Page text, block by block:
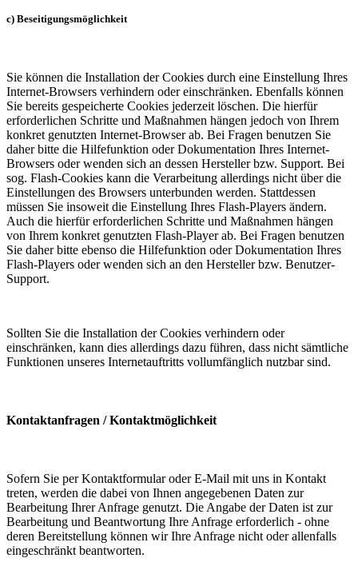
c) Beseitigungsmöglichkeit
Sie können die Installation der Cookies durch eine Einstellung Ihres
Internet-Browsers verhindern oder einschränken. Ebenfalls können
Sie bereits gespeicherte Cookies jederzeit löschen. Die hierfür
erforderlichen Schritte und Maßnahmen hängen jedoch von Ihrem
konkret genutzten Internet-Browser ab. Bei Fragen benutzen Sie
daher bitte die Hilfefunktion oder Dokumentation Ihres Internet-
Browsers oder wenden sich an dessen Hersteller bzw. Support. Bei
sog. Flash-Cookies kann die Verarbeitung allerdings nicht über die
Einstellungen des Browsers unterbunden werden. Stattdessen
müssen Sie insoweit die Einstellung Ihres Flash-Players ändern.
Auch die hierfür erforderlichen Schritte und Maßnahmen hängen
von Ihrem konkret genutzten Flash-Player ab. Bei Fragen benutzen
Sie daher bitte ebenso die Hilfefunktion oder Dokumentation Ihres
Flash-Players oder wenden sich an den Hersteller bzw. Benutzer-
Support.
Sollten Sie die Installation der Cookies verhindern oder
einschränken, kann dies allerdings dazu führen, dass nicht sämtliche
Funktionen unseres Internetauftritts vollumfänglich nutzbar sind.
Kontaktanfragen / Kontaktmöglichkeit
Sofern Sie per Kontaktformular oder E-Mail mit uns in Kontakt
treten, werden die dabei von Ihnen angegebenen Daten zur
Bearbeitung Ihrer Anfrage genutzt. Die Angabe der Daten ist zur
Bearbeitung und Beantwortung Ihre Anfrage erforderlich - ohne
deren Bereitstellung können wir Ihre Anfrage nicht oder allenfalls
eingeschränkt beantworten.